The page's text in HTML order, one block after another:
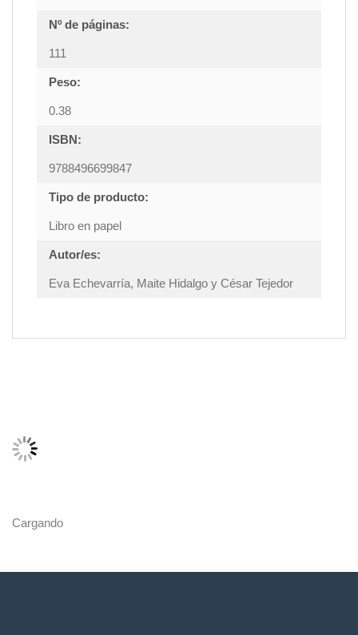
Nº de páginas:
111
Peso:
0.38
ISBN:
9788496699847
Tipo de producto:
Libro en papel
Autor/es:
Eva Echevarría, Maite Hidalgo y César Tejedor
Cargando